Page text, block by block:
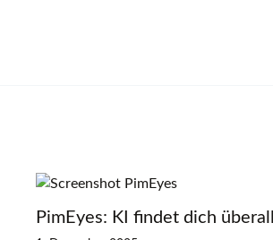
PimEyes: KI findet dich